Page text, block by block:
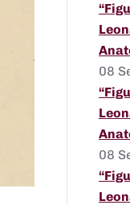
08
08